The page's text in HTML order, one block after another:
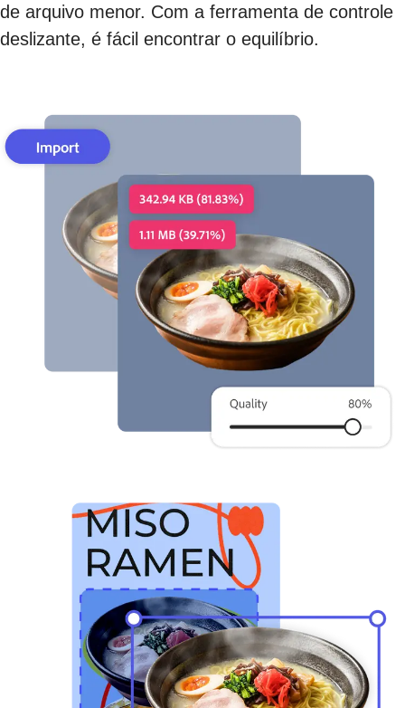
de arquivo menor. Com a ferramenta de controle
deslizante, é fácil encontrar o equilíbrio.